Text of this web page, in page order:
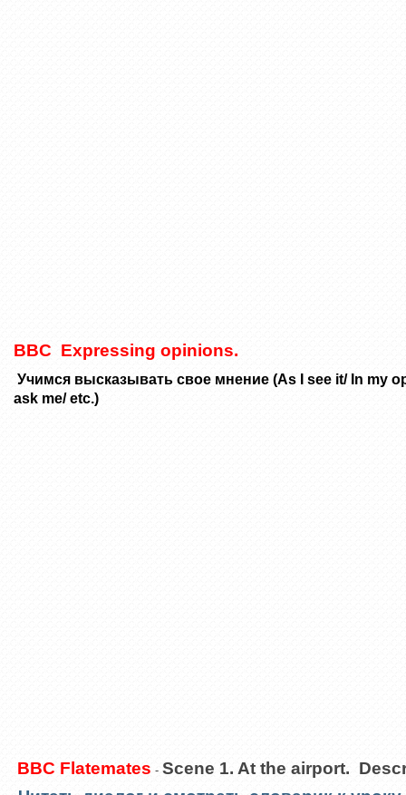
BBC Expressing opinions.
Учимся высказывать свое мнение (As I see it/ In my
ask me/ etc.)
BBC Flatemates - Scene 1. At the airport.